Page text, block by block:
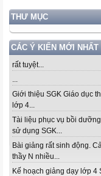
THƯ MỤC
CÁC Ý KIẾN MỚI NHẤT
rất tuyệt...
...
Giới thiệu SGK Giáo dục
lớp 4...
Tài liệu phục vụ bồi
sử dụng SGK...
Bài giảng rất sinh động.
thầy N nhiều...
Kế hoạch giảng dạy lớp 4